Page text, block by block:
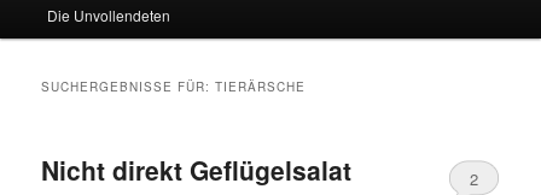
Die Unvollendeten
SUCHERGEBNISSE FÜR:TIERÄRSCHE
Nicht direkt Geflügelsalat 2